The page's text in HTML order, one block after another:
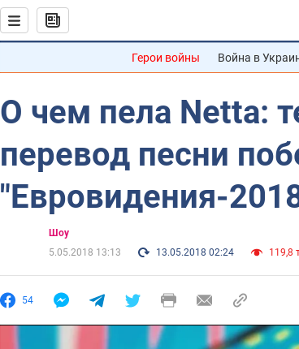
Герои войны Война в
О чем пела Netta:
перевод песни
"Евровидения-
Шоу
5.05.2018 13:13
13.05.2018 02:24 119,8
54